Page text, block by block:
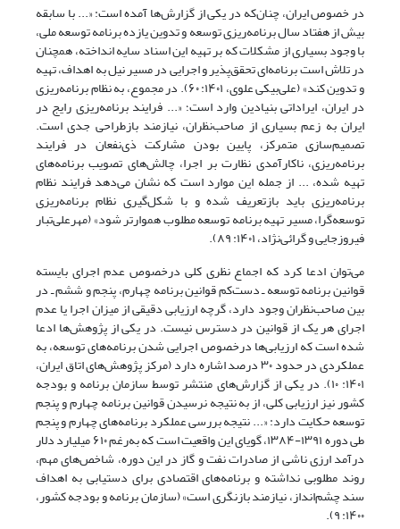
در خصوص ایران، چنان‌که در یکی از گزارش‌ها آمده است: «... با سابقه
بیش از هفتاد سال برنامه‌ریزی توسعه و تدوین یازده برنامه توسعه ملی،
با وجود بسیاری از مشکلات که بر تهیه این اسناد سایه انداخته، همچنان
در تلاش است برنامه‌ای تحقق‌پذیر و اجرایی در مسیر نیل به اهداف، تهیه
و تدوین کند» (علی‌بیکی علوی، ۱۴۰۱: ۶۰). در مجموع، به نظام برنامه‌ریزی
در ایران، ایراداتی بنیادین وارد است‌؛ «... فرایند برنامه‌ریزی رایج در
ایران به زعم بسیاری از صاحب‌نظران، نیازمند بازطراحی جدی است.
تصمیم‌سازی متمرکز، پایین بودن مشارکت ذی‌نفعان در فرایند
برنامه‌ریزی، ناکارآمدی نظارت بر اجرا، چالش‌های تصویب برنامه‌های
تهیه شده، ... از جمله این موارد است که نشان می‌دهد فرایند نظام
برنامه‌ریزی باید بازتعریف شده و با شکل‌گیری نظام برنامه‌ریزی
توسعه‌گرا، مسیر تهیه برنامه توسعه مطلوب هموارتر شود» (مهرعلی‌تبار
فیروزجایی و گرائی‌نژاد، ۱۴۰۱: ۸۹).
می‌توان ادعا کرد که اجماع نظری کلی درخصوص عدم اجرای بایسته
قوانین برنامه توسعه ـ دست‌کم قوانین برنامه چهارم، پنجم و ششم ـ در
بین صاحب‌نظران وجود دارد، گرچه ارزیابی دقیقی از میزان اجرا یا عدم
اجرای هر یک از قوانین در دسترس نیست. در یکی از پژوهش‌ها ادعا
شده است که ارزیابی‌ها درخصوص اجرایی ‌شدن برنامه‌های توسعه، به
‌عملکردی در حدود ۳۰ درصد اشاره دارد (مرکز پژوهش‌های اتاق ایران،
۱۴۰۱: ۱۰). در یکی از گزارش‌های منتشر توسط سازمان برنامه و بودجه
کشور نیز ارزیابی‌ کلی، از به نتیجه نرسیدن قوانین برنامه چهارم و پنجم
توسعه حکایت دارد: «... نتیجه بررسی عملکرد برنامه‌های چهارم و پنجم
طی دوره ۱۳۹۱-۱۳۸۴، گویای این واقعیت است که به‌رغم ۶۱۰ میلیارد دلار
درآمد ارزی ناشی از صادرات نفت و گاز در این دوره، شاخص‌های مهم،
روند مطلوبی نداشته و برنامه‌های اقتصادی برای دستیابی به اهداف
سند چشم‌انداز، نیازمند بازنگری است» (سازمان برنامه و بودجه کشور،
۱۴۰۰: ۹).